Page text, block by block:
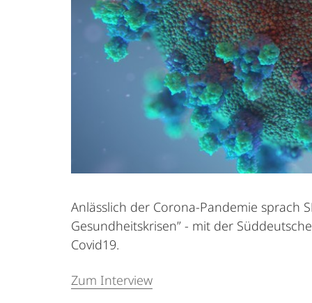
Anlässlich der Corona-Pandemie sprach
Gesundheitskrisen” - mit der
Covid19.
Zum Interview